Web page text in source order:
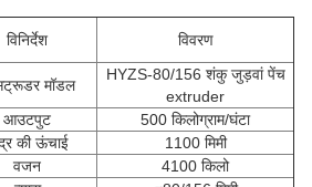
विनिर्देश विवरण
मॉडल
HYZS-80/156 शंकु जुड़वां पेंच
extruder
आउटपुट
500 किलोग्राम/घंटा
की ऊंचाई
1100 मिमी
वजन
4100 किलो